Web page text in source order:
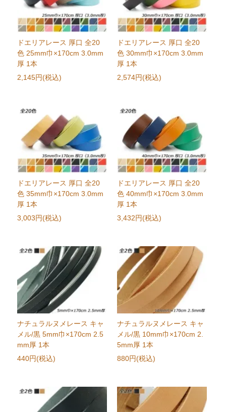
ドエリアレース 厚口 全20
色 25mm巾×170cm 3.0mm
厚 1本
2,145円(税込)
ドエリアレース 厚口 全20
色 30mm巾×170cm 3.0mm
厚 1本
2,574円(税込)
ドエリアレース 厚口 全20
色 35mm巾×170cm 3.0mm
厚 1本
3,003円(税込)
ドエリアレース 厚口 全20
色 40mm巾×170cm 3.0mm
厚 1本
3,432円(税込)
ナチュラルヌメレース キャ
メル/黒 5mm巾×170cm 2.5
mm厚 1本
440円(税込)
ナチュラルヌメレース キャ
メル/黒 10mm巾×170cm 2.
5mm厚 1本
880円(税込)